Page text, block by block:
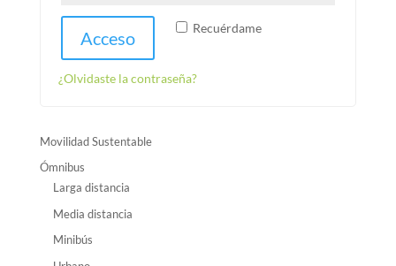
Recuérdame
Acceso
¿Olvidaste la contraseña?
Movilidad Sustentable
Ómnibus
Larga distancia
Media distancia
Minibús